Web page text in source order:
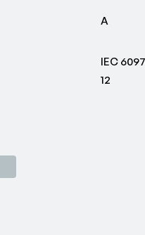
A
IEC
12